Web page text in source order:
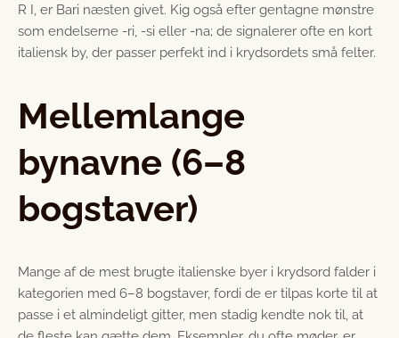
R I, er Bari næsten givet. Kig også efter gentagne mønstre
som endelserne ‑ri, ‑si eller ‑na; de signalerer ofte en kort
italiensk by, der passer perfekt ind i krydsordets små felter.
Mellemlange
bynavne (6–8
bogstaver)
Mange af de mest brugte italienske byer i krydsord falder i
kategorien med 6–8 bogstaver, fordi de er tilpas korte til at
passe i et almindeligt gitter, men stadig kendte nok til, at